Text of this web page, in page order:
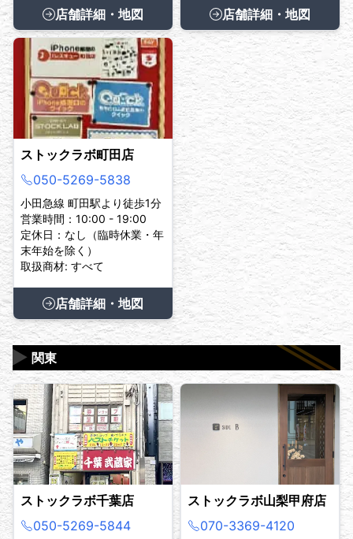
店舗詳細・地図 店舗詳細・地図
ストックラボ町田店
050-5269-5838
小田急線 町田駅より徒歩1分
営業時間：10:00 - 19:00
定休日：なし（臨時休業・年
末年始を除く）
取扱商材: すべて
店舗詳細・地図
関東
▶
ストックラボ千葉店
050-5269-5844
ストックラボ山梨甲府店
070-3369-4120